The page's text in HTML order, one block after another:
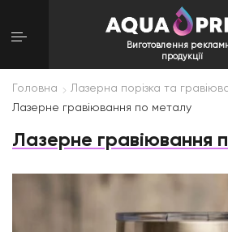
Виготовлення
продукції
Головна
Лазерна порізка та
Лазерне гравіювання по металу
Лазерне гравіювання